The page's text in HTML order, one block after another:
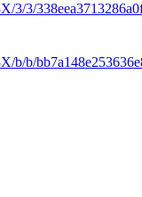
3/3/
b/b/